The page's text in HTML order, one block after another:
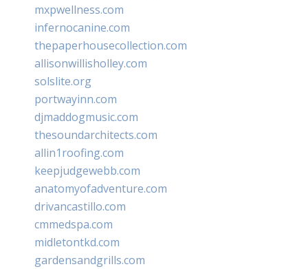
mxpwellness.com
infernocanine.com
thepaperhousecollection.com
allisonwillisholley.com
solslite.org
portwayinn.com
djmaddogmusic.com
thesoundarchitects.com
allin1roofing.com
keepjudgewebb.com
anatomyofadventure.com
drivancastillo.com
cmmedspa.com
midletontkd.com
gardensandgrills.com